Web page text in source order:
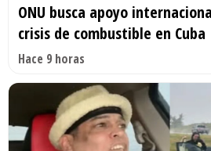
ONU busca apoyo
crisis de combustible en Cuba
Hace 9 horas